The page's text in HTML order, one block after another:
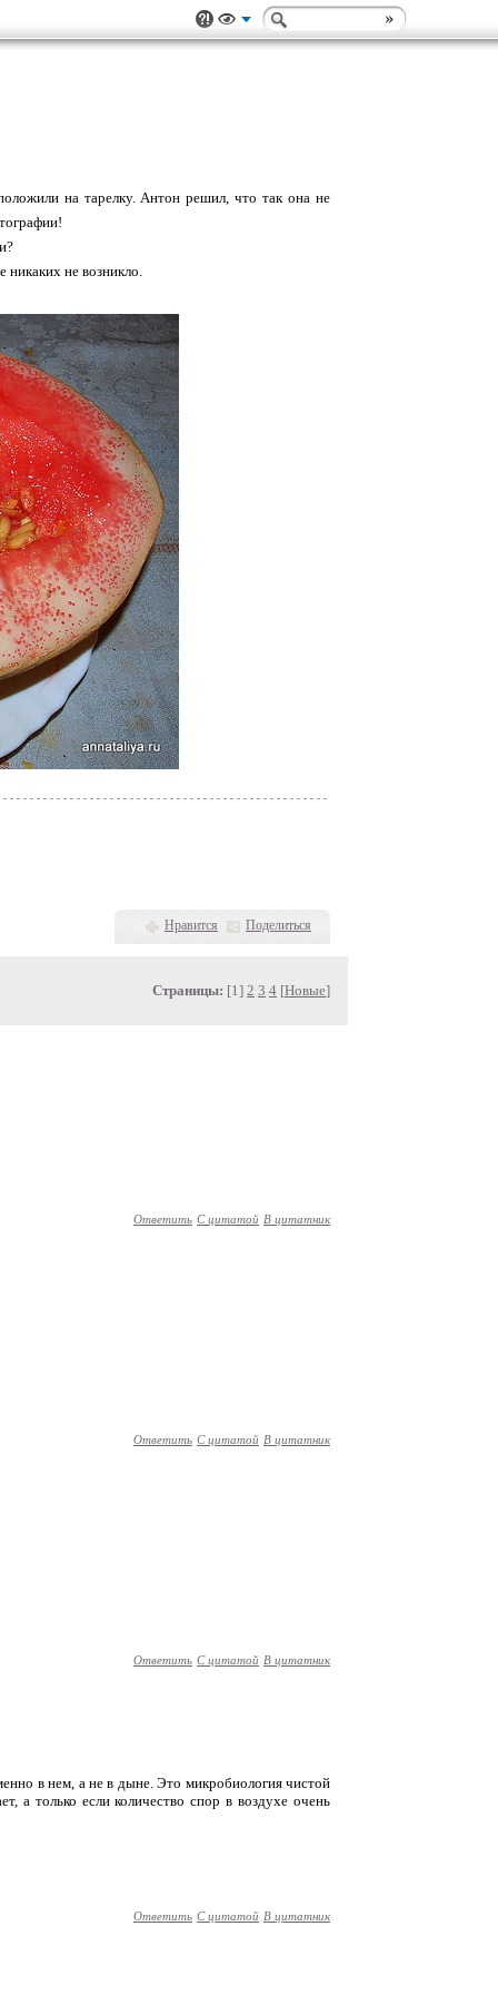
на тарелку. Антон решил, что так она не
никаких не возникло.
Нравится Поделиться
Страницы: [1] 2 3 4 [Новые]
Ответить С цитатой В цитатник
Ответить С цитатой В цитатник
Ответить С цитатой В цитатник
в нем, а не в дыне. Это микробиология чистой
а только если количество спор в воздухе очень
Ответить С цитатой В цитатник